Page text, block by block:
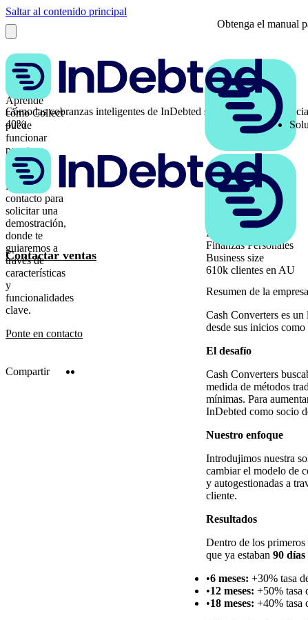
Saltar al contenido principal
Obtenga el manual
Contactar ventas
Cómo las cobranzas inteligentes de InDebted superaron a una
40%
Location
Industry
Finanzas Personales
Business size
610k clientes en AU
Resumen de la empresa
Cash Converters es
desde sus inicios
El desafío
Cash Converters
medida de métodos
mínimas. Para
InDebted como socio
Nuestro enfoque
Introdujimos nuestra
cambiar el modelo de
y autogestionadas a
cliente.
Resultados
Dentro de los primeros
que ya estaban 90 días
6 meses: +30% tasa
12 meses: +50% tasa
18 meses: +40% tasa
Aprende
cómo Collect
puede
funcionar
para tu
negocio
Ponte en
contacto para
solicitar una
demostración,
donde te
guiaremos a
través de
características
y
funcionalidades
clave.
Ponte en contacto
Compartir